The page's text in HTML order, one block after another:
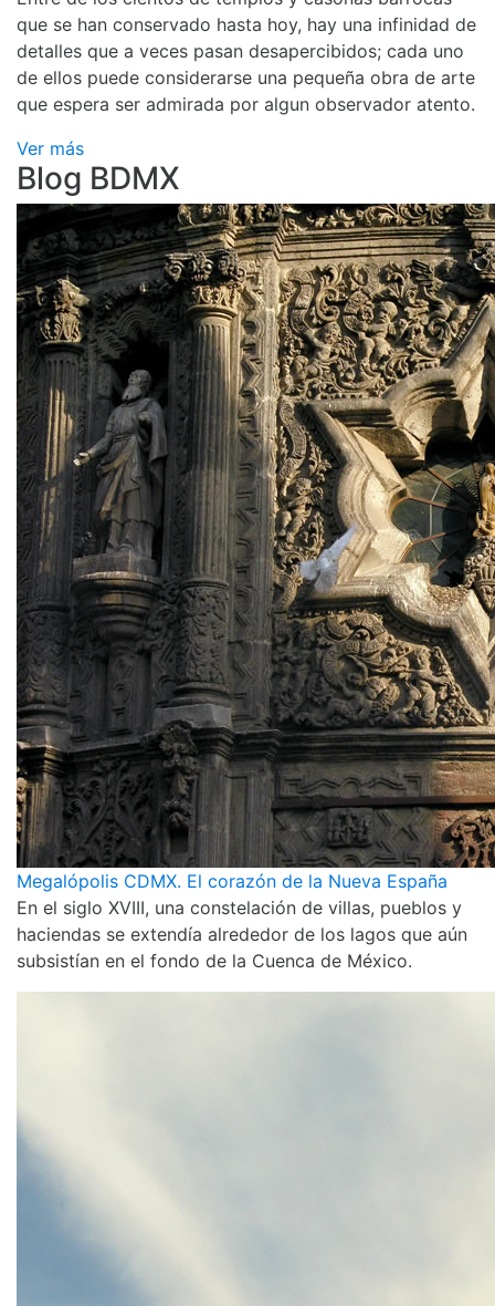
que se han conservado hasta hoy, hay una infinidad de
detalles que a veces pasan desapercibidos; cada uno
de ellos puede considerarse una pequeña obra de arte
que espera ser admirada por algun observador atento.
Ver más
Blog BDMX
Megalópolis CDMX. El corazón de la Nueva España
En el siglo XVIII, una constelación de villas, pueblos y
haciendas se extendía alrededor de los lagos que aún
subsistían en el fondo de la Cuenca de México.